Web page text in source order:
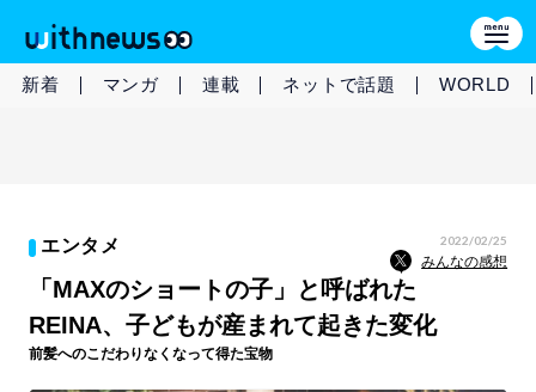
新着 マンガ 連載 ネットで話題 WORLD
エンタメ 2022/02/25
みんなの感想
「MAXのショートの子」と呼ばれた
REINA、子どもが産まれて起きた変化
前髪へのこだわりなくなって得た宝物